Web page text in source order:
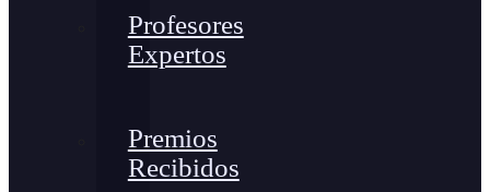
Profesores
Expertos
Premios
Recibidos